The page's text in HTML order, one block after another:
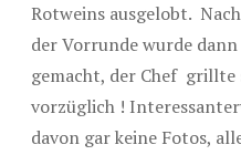
Rotweins ausgelobt.
der Vorrunde wurde
gemacht, der Chef grillte
vorzüglich !
davon gar keine Fotos,